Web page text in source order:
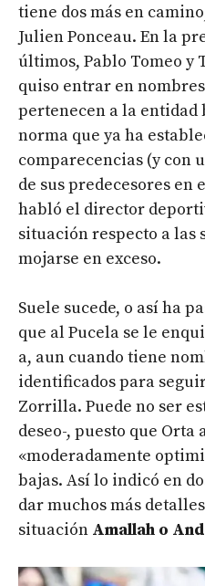
tiene dos más en
Julien Ponceau. En la
últimos, Pablo Tomeo y
quiso entrar en
pertenecen a la
norma que ya ha
comparecencias (y con
de sus predecesores en
habló el director
situación respecto a las
mojarse en exceso.
Suele sucede, o así ha
que al Pucela se le
a, aun cuando tiene
identificados para
Zorrilla. Puede no ser
deseo-, puesto que Orta
«moderadamente
bajas. Así lo indicó en
dar muchos más
situación Amallah o